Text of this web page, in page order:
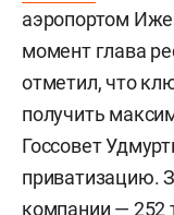
аэропортом
момент глава
отметил, что
получить
Госсовет
приватизацию.
компании — 252